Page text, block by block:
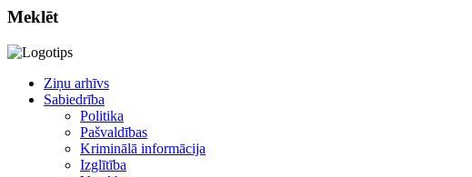
Meklēt
Ziņu arhīvs
Sabiedrība
Politika
Pašvaldības
Kriminālā informācija
Izglītība